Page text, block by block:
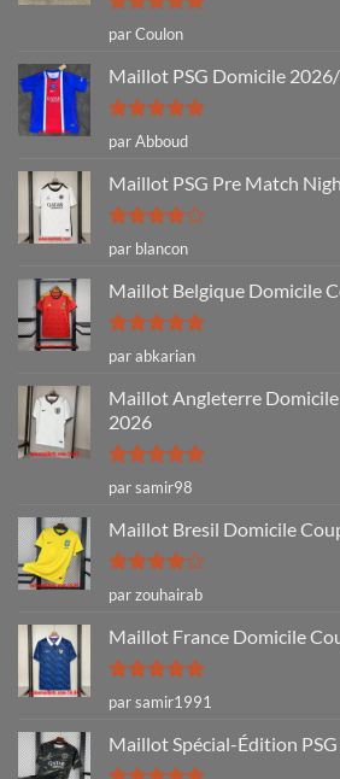
Note5sur
5
par Coulon
Maillot PSG Domicile
Note5sur
5
par Abboud
Maillot PSG Pre Match
Note4
sur 5
par blancon
Maillot Belgique Domicile
Note5sur
5
par abkarian
Maillot Angleterre
2026
Note5sur
5
par samir98
Maillot Bresil Domicile
Note4
sur 5
par zouhairab
Maillot France Domicile
Note5sur
5
par samir1991
Maillot Spécial-Édition